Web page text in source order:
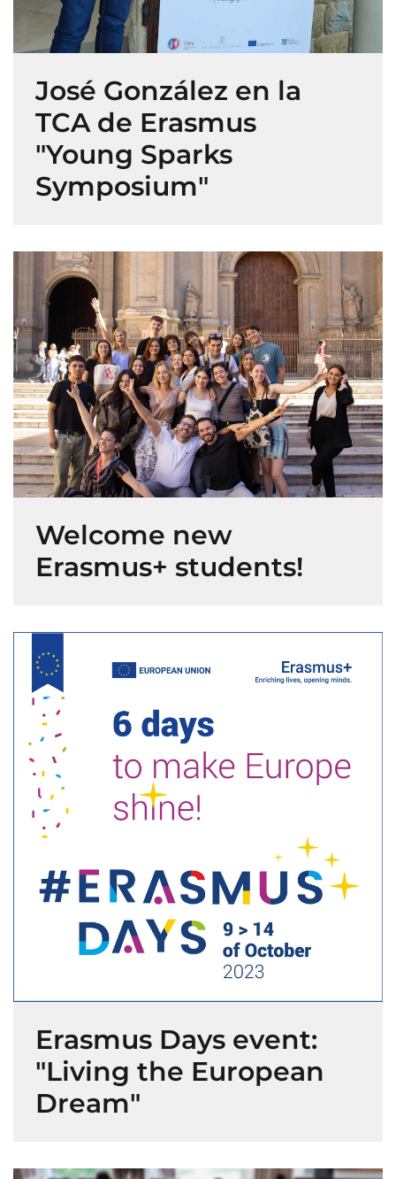
José González en la
TCA de Erasmus
"Young Sparks
Symposium"
Welcome new
Erasmus+ students!
Erasmus Days event:
"Living the European
Dream"